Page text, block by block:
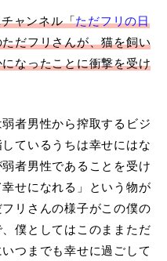
ャンネル「ただフリの日
だフリさんが、猫を飼い
なったことに衝撃を受け
者男性から搾取するビジ
ているうちは幸せにはな
者男性であることを受け
せになれる」という物が
リさんの様子がこの僕の
僕としてはこのままただ
つまでも幸せに過ごして